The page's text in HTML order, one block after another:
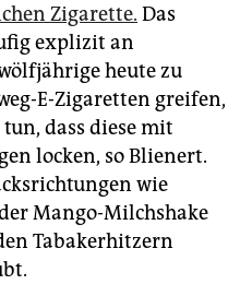
Zigarette. Das
explizit an
heute zu
E-Zigaretten greifen,
dass diese mit
locken, so Blienert.
wie
Mango-Milchshake
Tabakerhitzern